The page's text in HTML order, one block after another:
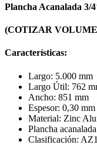
Plancha Acanalada 3/
(COTIZAR
Características:
Largo: 5.000 mm
Largo Útil: 762
Ancho: 851 mm
Espesor: 0,30 mm
Material: Zinc
Plancha
Clasificación: